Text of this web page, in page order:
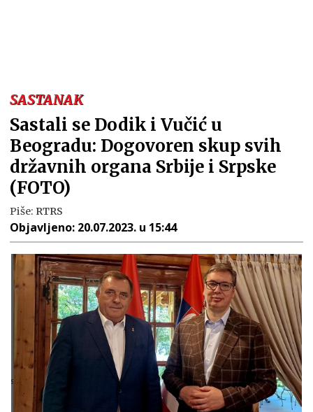
SASTANAK
Sastali se Dodik i Vučić u
Beogradu: Dogovoren skup svih
državnih organa Srbije i Srpske
(FOTO)
Piše: RTRS
Objavljeno: 20.07.2023. u 15:44